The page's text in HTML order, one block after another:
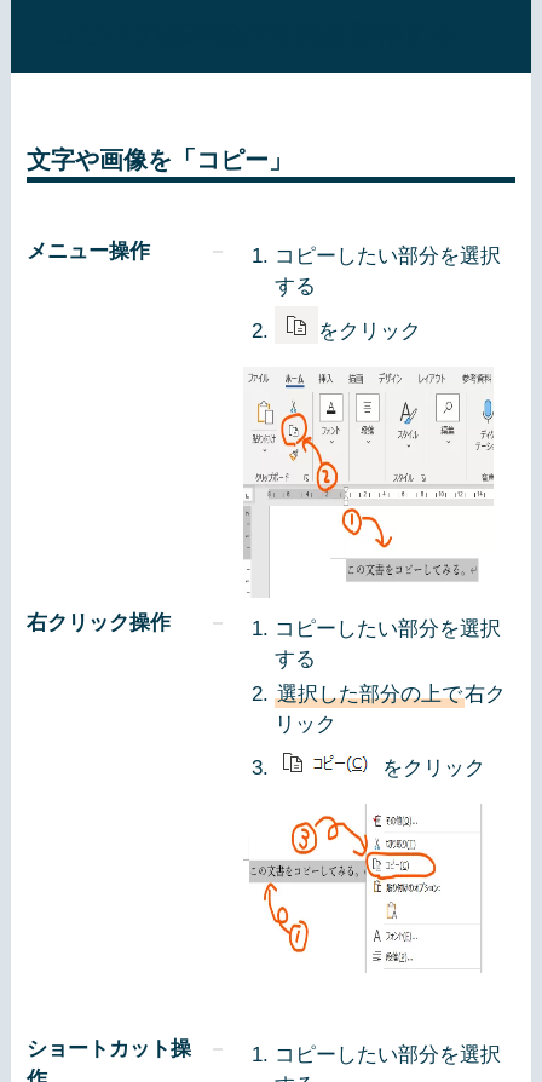
文字や画像を「コピー」
メニュー操作
コピーしたい部分を選択
する
をクリック
右クリック操作
コピーしたい部分を選択
する
選択した部分の上で右ク
リック
をクリック
ショートカット操
コピーしたい部分を選択